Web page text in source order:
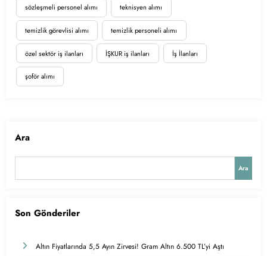
sözleşmeli personel alımı teknisyen alımı
temizlik görevlisi alımı temizlik personeli alımı
özel sektör iş ilanları İŞKUR iş ilanları İş İlanları
şoför alımı
Ara
Ara
Son Gönderiler
Altın Fiyatlarında 5,5 Ayın Zirvesi! Gram Altın 6.500 TL’yi Aştı